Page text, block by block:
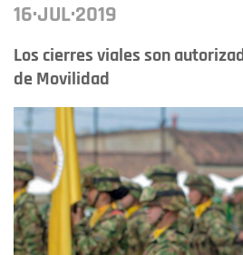
16·JUL·2019
Los cierres viales son
de Movilidad